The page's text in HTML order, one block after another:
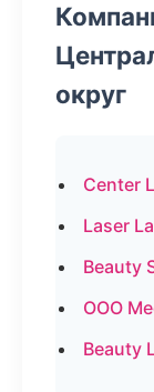
округ
Center
Laser
Beauty
ООО
Beauty